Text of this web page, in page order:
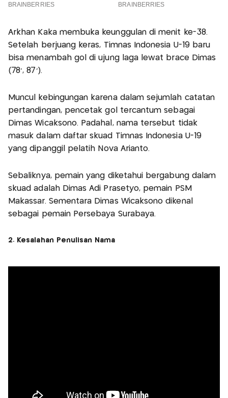
Arkhan Kaka membuka keunggulan di menit ke-38.
Setelah berjuang keras, Timnas Indonesia U-19 baru
bisa menambah gol di ujung laga lewat brace Dimas
(78’, 87’).
Muncul kebingungan karena dalam sejumlah catatan
pertandingan, pencetak gol tercantum sebagai
Dimas Wicaksono. Padahal, nama tersebut tidak
masuk dalam daftar skuad Timnas Indonesia U-19
yang dipanggil pelatih Nova Arianto.
Sebaliknya, pemain yang diketahui bergabung dalam
skuad adalah Dimas Adi Prasetyo, pemain PSM
Makassar. Sementara Dimas Wicaksono dikenal
sebagai pemain Persebaya Surabaya.
2. Kesalahan Penulisan Nama